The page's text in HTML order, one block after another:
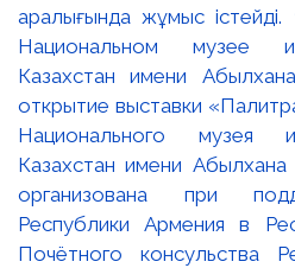
аралығында жұмыс
Национальном музее
Казахстан имени
открытие выставки
Национального музея
Казахстан имени
организована при
Республики Армения в
Почётного консульства